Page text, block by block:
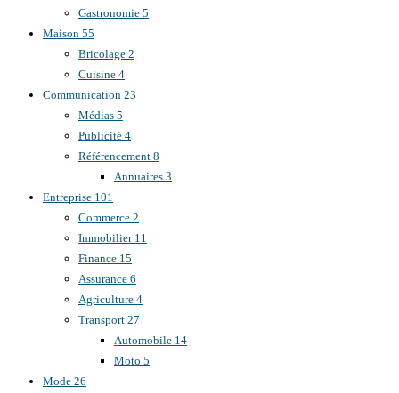
Gastronomie 5
Maison 55
Bricolage 2
Cuisine 4
Communication 23
Médias 5
Publicité 4
Référencement 8
Annuaires 3
Entreprise 101
Commerce 2
Immobilier 11
Finance 15
Assurance 6
Agriculture 4
Transport 27
Automobile 14
Moto 5
Mode 26